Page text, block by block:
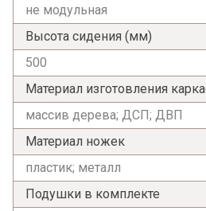
не модульная
Высота сидения (мм)
500
Материал изготовления
массив дерева; ДСП; ДВП
Материал ножек
пластик; металл
Подушки в комплекте